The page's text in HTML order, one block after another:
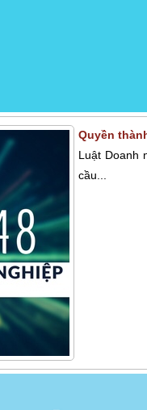
Quyền
Luật Doanh
cầu...